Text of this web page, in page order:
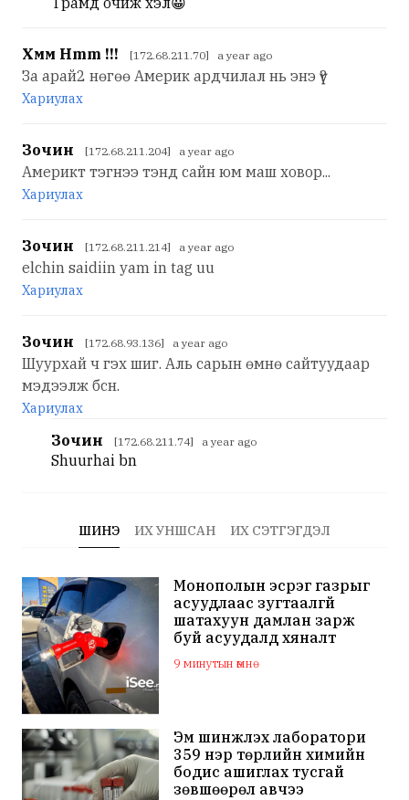
Хмм Hmm !!! [172.68.211.70] a year ago
За арай2 нөгөө Америк ардчилал нь энэ үү?
Хариулах
Зочин [172.68.211.204] a year ago
Америкт тэгнээ тэнд сайн юм маш ховор...
Хариулах
Зочин [172.68.211.214] a year ago
elchin saidiin yam in tag uu
Хариулах
Зочин [172.68.93.136] a year ago
Шуурхай ч гэх шиг. Аль сарын өмнө сайтуудаар
мэдээлж бсн.
Хариулах
Зочин [172.68.211.74] a year ago
Shuurhai bn
ШИНЭ ИХ УНШСАН ИХ СЭТГЭГДЭЛ
Монополын эсрэг газрыг
асуудлаас зугтаалгүй
шатахуун дамлан зарж
буй асуудалд хяналт
тавихыг үүрэгджээ
9 минутын өмнө
Эм шинжлэх лаборатори
359 нэр төрлийн химийн
бодис ашиглах тусгай
зөвшөөрөл авчээ